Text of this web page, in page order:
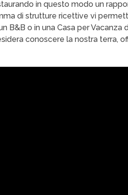
in questo modo un
di strutture ricettive vi
B&B o in una Casa per Vacanza
conoscere la nostra terra,